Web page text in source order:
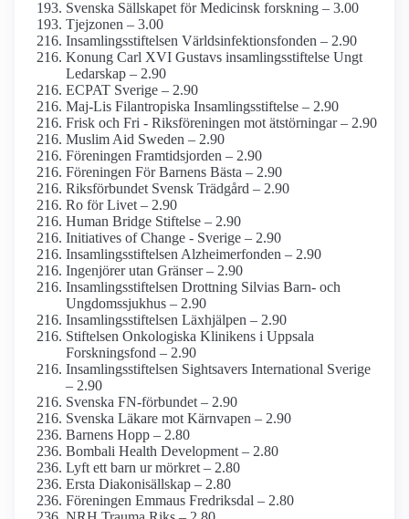
Svenska Sällskapet för Medicinsk forskning – 3.00
Tjejzonen – 3.00
Insamlings­stiftelsen Världsinfektions­fonden – 2.90
Konung Carl XVI Gustavs insamlings­stiftelse Ungt
Ledarskap – 2.90
ECPAT Sverige – 2.90
Maj-Lis Filantropiska Insamlings­stiftelse – 2.90
Frisk och Fri - Riksföreningen mot ätstörningar – 2.90
Muslim Aid Sweden – 2.90
Föreningen Framtidsjorden – 2.90
Föreningen För Barnens Bästa – 2.90
Riksförbundet Svensk Trädgård – 2.90
Ro för Livet – 2.90
Human Bridge Stiftelse – 2.90
Initiatives of Change - Sverige – 2.90
Insamlings­stiftelsen Alzheimer­fonden – 2.90
Ingenjörer utan Gränser – 2.90
Insamlings­stiftelsen Drottning Silvias Barn- och
Ungdoms­sjukhus – 2.90
Insamlings­stiftelsen Läxhjälpen – 2.90
Stiftelsen Onkologiska Klinikens i Uppsala
Forskningsfond – 2.90
Insamlings­stiftelsen Sightsavers International Sverige
– 2.90
Svenska FN-förbundet – 2.90
Svenska Läkare mot Kärnvapen – 2.90
Barnens Hopp – 2.80
Bombali Health Development – 2.80
Lyft ett barn ur mörkret – 2.80
Ersta Diakonisällskap – 2.80
Föreningen Emmaus Fredriksdal – 2.80